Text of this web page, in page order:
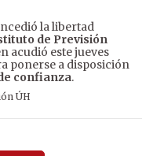
la libertad
de Previsión
acudió este jueves
ponerse a disposición
confianza.
ÚH